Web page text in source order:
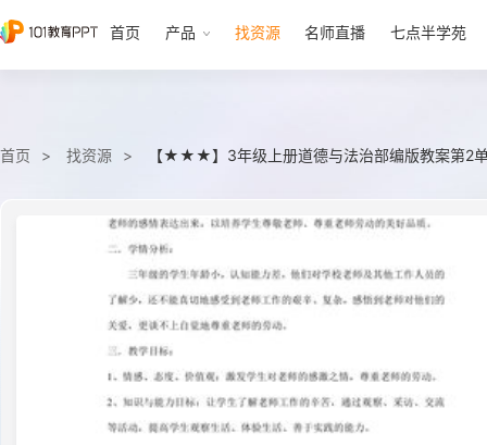
首页 产品 找资源 名师直播 七点半学苑
首页 找资源 【★★★】3年级上册道德与法治部编版教案第2